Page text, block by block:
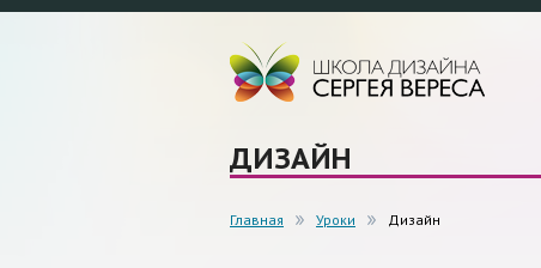
ДИЗАЙН
Главная Уроки Дизайн